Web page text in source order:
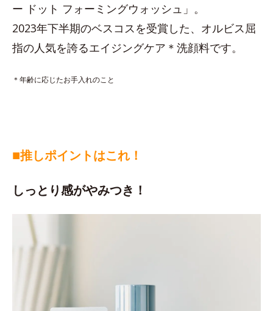
ー ドット フォーミングウォッシュ」。
2023年下半期のベスコスを受賞した、オルビス屈
指の人気を誇るエイジングケア＊洗顔料です。
＊年齢に応じたお手入れのこと
■推しポイントはこれ！
しっとり感がやみつき！